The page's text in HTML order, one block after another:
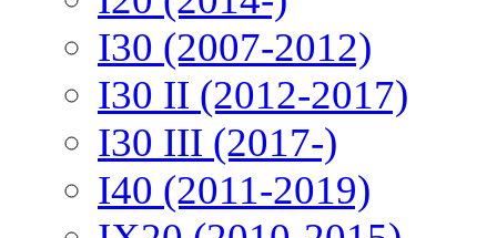
I30 (2007-2012)
I30 II (2012-2017)
I30 III (2017-)
I40 (2011-2019)